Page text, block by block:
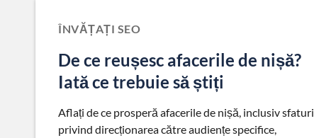
ÎNVĂȚAȚI SEO
De ce reușesc afacerile de nișă?
Iată ce trebuie să știți
Aflați de ce prosperă afacerile de nișă, inclusiv sfaturi
privind direcționarea către audiențe specifice,